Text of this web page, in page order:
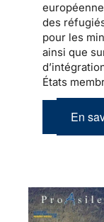
des
pour les
ainsi que
États
En